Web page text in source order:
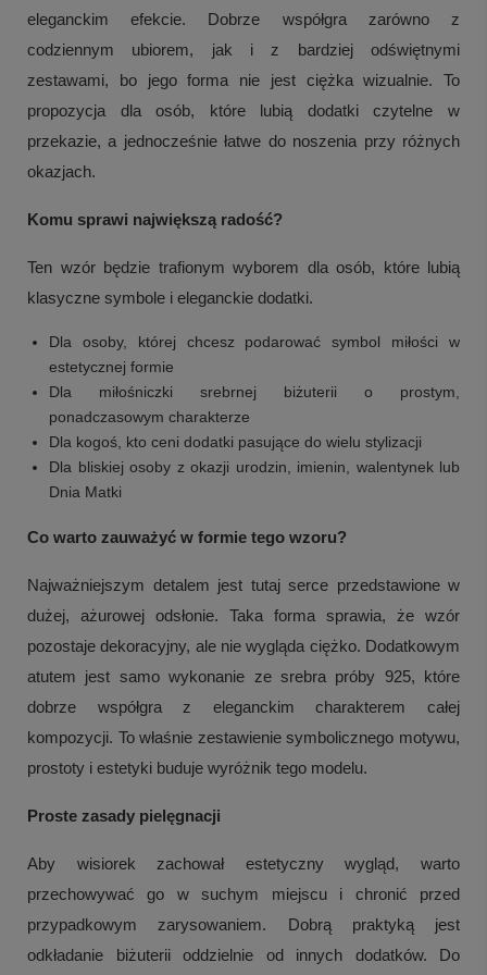
eleganckim efekcie. Dobrze współgra zarówno z
codziennym ubiorem, jak i z bardziej odświętnymi
zestawami, bo jego forma nie jest ciężka wizualnie. To
propozycja dla osób, które lubią dodatki czytelne w
przekazie, a jednocześnie łatwe do noszenia przy różnych
okazjach.
Komu sprawi największą radość?
Ten wzór będzie trafionym wyborem dla osób, które lubią
klasyczne symbole i eleganckie dodatki.
Dla osoby, której chcesz podarować symbol miłości w
estetycznej formie
Dla miłośniczki srebrnej biżuterii o prostym,
ponadczasowym charakterze
Dla kogoś, kto ceni dodatki pasujące do wielu stylizacji
Dla bliskiej osoby z okazji urodzin, imienin, walentynek lub
Dnia Matki
Co warto zauważyć w formie tego wzoru?
Najważniejszym detalem jest tutaj serce przedstawione w
dużej, ażurowej odsłonie. Taka forma sprawia, że wzór
pozostaje dekoracyjny, ale nie wygląda ciężko. Dodatkowym
atutem jest samo wykonanie ze srebra próby 925, które
dobrze współgra z eleganckim charakterem całej
kompozycji. To właśnie zestawienie symbolicznego motywu,
prostoty i estetyki buduje wyróżnik tego modelu.
Proste zasady pielęgnacji
Aby wisiorek zachował estetyczny wygląd, warto
przechowywać go w suchym miejscu i chronić przed
przypadkowym zarysowaniem. Dobrą praktyką jest
odkładanie biżuterii oddzielnie od innych dodatków. Do